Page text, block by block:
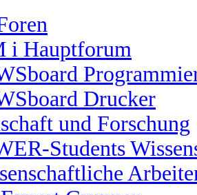
i Hauptforum
Drucker
und Forschung
Students